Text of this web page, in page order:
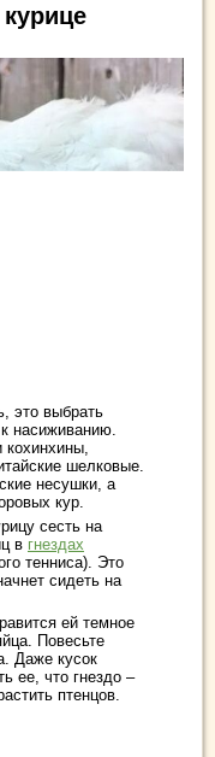
это выбрать
насиживанию.
шелковые.
несушки, а
кур.
сесть на
в гнездах
тенниса). Это
сидеть на
ей темное
Повесьте
Даже кусок
ее, что гнездо –
птенцов.